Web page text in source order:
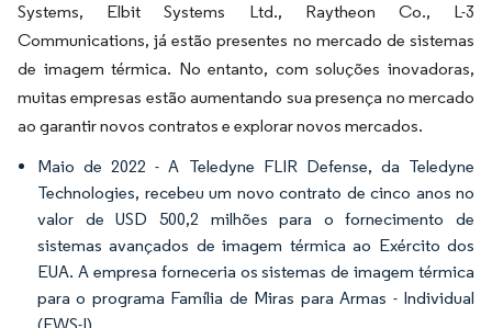
Systems, Elbit Systems Ltd., Raytheon Co., L-3
Communications, já estão presentes no mercado de sistemas
de imagem térmica. No entanto, com soluções inovadoras,
muitas empresas estão aumentando sua presença no mercado
ao garantir novos contratos e explorar novos mercados.
Maio de 2022 - A Teledyne FLIR Defense, da Teledyne
Technologies, recebeu um novo contrato de cinco anos no
valor de USD 500,2 milhões para o fornecimento de
sistemas avançados de imagem térmica ao Exército dos
EUA. A empresa forneceria os sistemas de imagem térmica
para o programa Família de Miras para Armas - Individual